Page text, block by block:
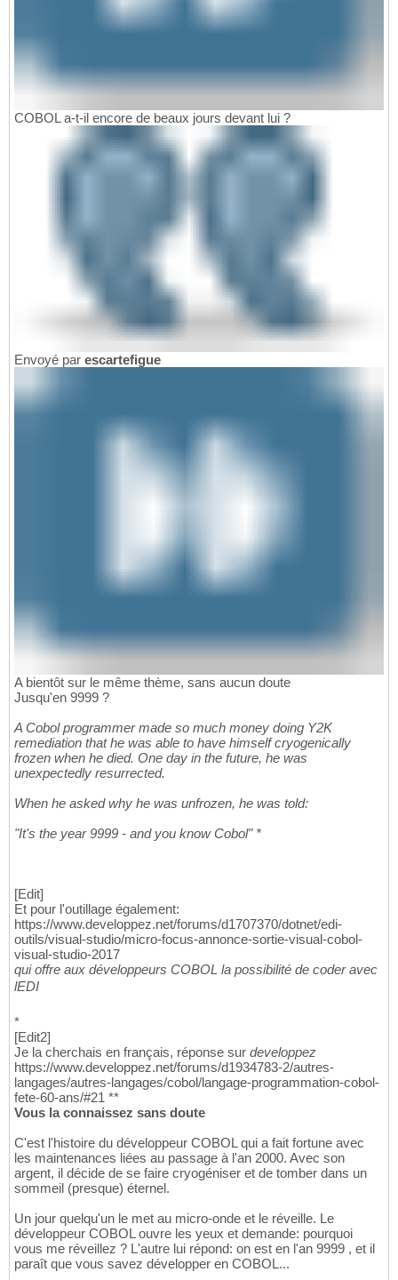
COBOL a-t-il encore de beaux jours devant lui ?
Envoyé par escartefigue
A bientôt sur le même thème, sans aucun doute
Jusqu'en 9999 ?
A Cobol programmer made so much money doing Y2K
remediation that he was able to have himself cryogenically
frozen when he died. One day in the future, he was
unexpectedly resurrected.
When he asked why he was unfrozen, he was told:
"It's the year 9999 - and you know Cobol" *
[Edit]
Et pour l'outillage également:
https://www.developpez.net/forums/d1707370/dotnet/edi-
outils/visual-studio/micro-focus-annonce-sortie-visual-cobol-
visual-studio-2017
qui offre aux développeurs COBOL la possibilité de coder avec
lEDI
*
[Edit2]
Je la cherchais en français, réponse sur developpez
https://www.developpez.net/forums/d1934783-2/autres-
langages/autres-langages/cobol/langage-programmation-cobol-
fete-60-ans/#21 **
Vous la connaissez sans doute
C'est l'histoire du développeur COBOL qui a fait fortune avec
les maintenances liées au passage à l'an 2000. Avec son
argent, il décide de se faire cryogéniser et de tomber dans un
sommeil (presque) éternel.
Un jour quelqu'un le met au micro-onde et le réveille. Le
développeur COBOL ouvre les yeux et demande: pourquoi
vous me réveillez ? L'autre lui répond: on est en l'an 9999 , et il
paraît que vous savez développer en COBOL...